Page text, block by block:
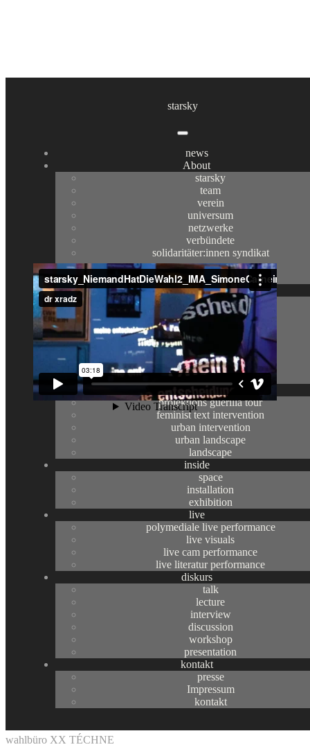
starsky
news
About
starsky
team
verein
universum
netzwerke
verbündete
solidaritäter:innen syndikat
sponsoren
testimonials
werk
luxomaten
bilder
dvds
postkarten
sticker
buttons
outside
projektions guerilla tour
feminist text intervention
urban intervention
urban landscape
landscape
inside
space
installation
exhibition
live
polymediale live performance
live visuals
live cam performance
live literatur performance
diskurs
talk
lecture
interview
discussion
workshop
presentation
kontakt
presse
Impressum
kontakt
polymediale live performance
niemand hat die wahl
räumliche text intervention,
polymediale live performance
zur lage deiner welt
20:30
wahlbüro XX TÉCHNE